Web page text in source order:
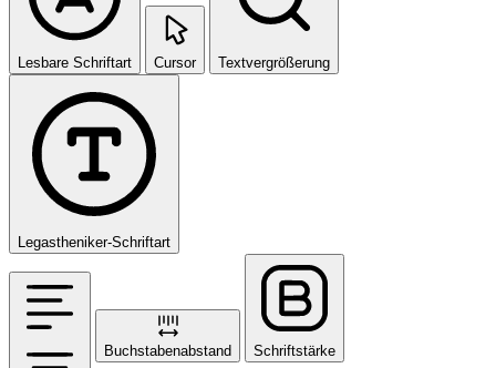
Lesbare Schriftart Cursor Textvergrößerung
Legastheniker-Schriftart
Buchstabenabstand Schriftstärke